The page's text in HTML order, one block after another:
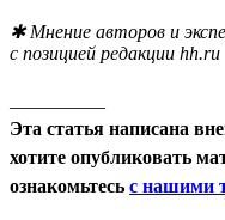
✱ Мнение авторов и
с позицией редакции hh.ru
Эта статья написана
хотите опубликовать
ознакомьтесь с нашими